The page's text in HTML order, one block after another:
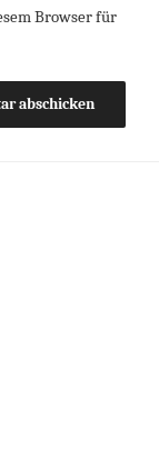
Browser für